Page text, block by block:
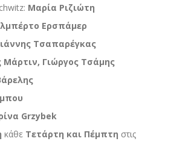
Μαρία Ριζιώτη
Ερσπάμερ
Τσαπαρέγκας
Μάρτιν, Γιώργος Τσάμης
Grzybek
κάθε Τετάρτη και Πέμπτη στις